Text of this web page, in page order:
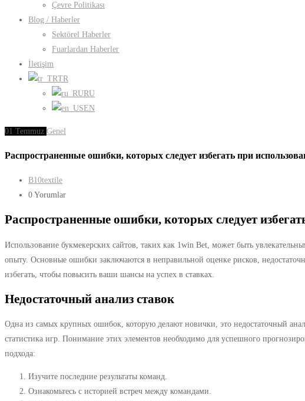
Çevre Politikası
Blog / Haberler
Sektörel Haberler
Fuarlardan Haberler
İletişim
TR
RU
EN
01 Temmuz Genel
Распространенные ошибки, которых следует избегать при
B10textile
0 Yorumlar
Распространенные ошибки, которых следует
Использование букмекерских сайтов, таких как 1win Bet, может быть
опыту. Основные ошибки заключаются в неправильной оценке рисков,
избегать, чтобы повысить ваши шансы на успех в ставках.
Недостаточный анализ ставок
Одна из самых крупных ошибок, которую делают новички, это недостаточный
статистика игр. Понимание этих элементов необходимо для успешного
подхода:
Изучите последние результаты команд.
Ознакомьтесь с историей встреч между командами.